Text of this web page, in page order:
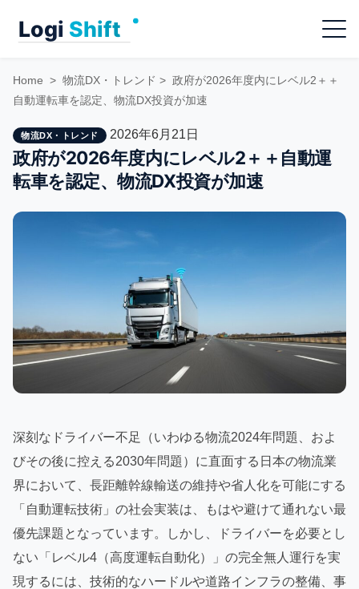
Menu
Home > 物流DX・トレンド > 政府が2026年度内にレベル2＋＋
自動運転車を認定、物流DX投資が加速
物流DX・トレンド 2026年6月21日
政府が2026年度内にレベル2＋＋自動運
転車を認定、物流DX投資が加速
深刻なドライバー不足（いわゆる物流2024年問題、およ
びその後に控える2030年問題）に直面する日本の物流業
界において、長距離幹線輸送の維持や省人化を可能にする
「自動運転技術」の社会実装は、もはや避けて通れない最
優先課題となっています。しかし、ドライバーを必要とし
ない「レベル4（高度運転自動化）」の完全無人運行を実
現するには、技術的なハードルや道路インフラの整備、事